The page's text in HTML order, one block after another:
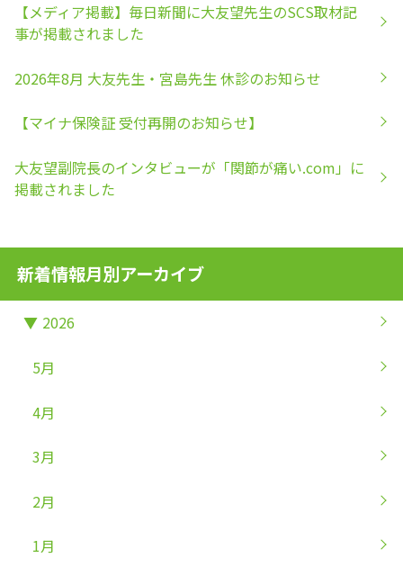
【メディア掲載】毎日新聞に大友望先生のSCS取材記
事が掲載されました
2026年8月 大友先生・宮島先生 休診のお知らせ
【マイナ保険証 受付再開のお知らせ】
大友望副院長のインタビューが「関節が痛い.com」に
掲載されました
新着情報月別アーカイブ
▼ 2026
5月
4月
3月
2月
1月